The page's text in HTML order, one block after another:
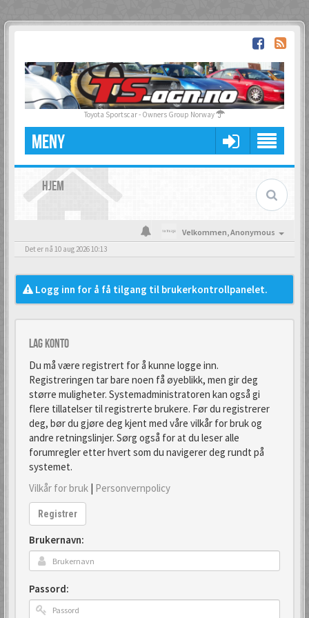
Toyota Sportscar - Owners Group Norway
MENY
HJEM
Velkommen,Anonymous
Det er nå 10 aug 2026 10:13
Logg inn for å få tilgang til brukerkontrollpanelet.
Lag konto
Du må være registrert for å kunne logge inn.
Registreringen tar bare noen få øyeblikk, men gir deg
større muligheter. Systemadministratoren kan også gi
flere tillatelser til registrerte brukere. Før du registrerer
deg, bør du gjøre deg kjent med våre vilkår for bruk og
andre retningslinjer. Sørg også for at du leser alle
forumregler etter hvert som du navigerer deg rundt på
systemet.
Vilkår for bruk | Personvernpolicy
Registrer
Brukernavn:
Passord: